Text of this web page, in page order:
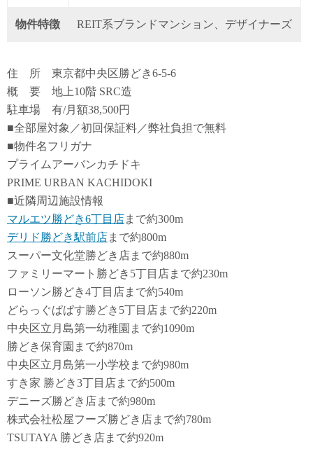
物件特徴 REIT系ブランドマンション、デザイナーズ
住 所 東京都中央区勝どき6-5-6
概 要 地上10階 SRC造
駐車場 有/月額38,500円
■全部屋対象／初回保証料／弊社負担で無料
■物件名フリガナ
プライムアーバンカチドキ
PRIME URBAN KACHIDOKI
■近隣周辺施設情報
マルエツ勝どき6丁目店まで約300m
デリド勝どき駅前店まで約800m
スーパー文化堂勝どき店まで約880m
ファミリーマート勝どき5丁目店まで約230m
ローソン勝どき4丁目店まで約540m
どらっぐぱぱす勝どき5丁目店まで約220m
中央区立月島第一幼稚園まで約1090m
勝どき保育園まで約870m
中央区立月島第一小学校まで約980m
すき家 勝どき3丁目店まで約500m
デニーズ勝どき店まで約980m
株式会社松屋フーズ勝どき店まで約780m
TSUTAYA 勝どき店まで約920m